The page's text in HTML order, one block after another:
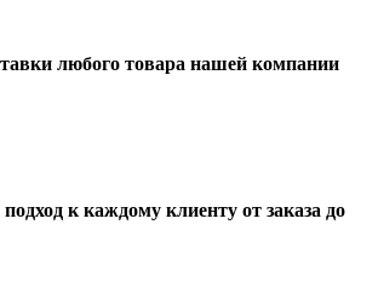
любого товара нашей компании
к каждому клиенту от заказа до